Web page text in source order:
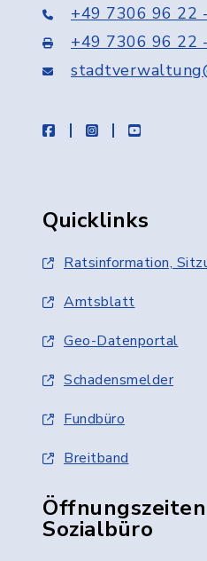
+49 7306 96 22
+49 7306 96 22
facebookinstagramyoutube
Quicklinks
Ratsinformation,
Amtsblatt
Geo-Datenportal
Schadensmelder
Fundbüro
Breitband
Sozialbüro